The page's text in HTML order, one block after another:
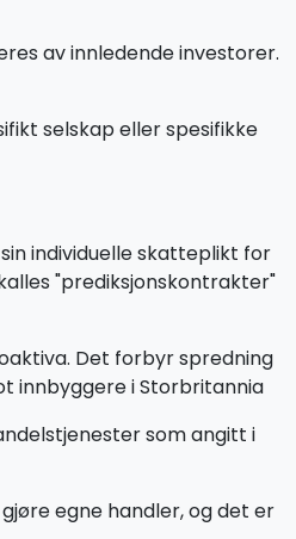
av innledende investorer.
selskap eller spesifikke
individuelle skatteplikt for
"prediksjonskontrakter"
Det forbyr spredning
innbyggere i Storbritannia
som angitt i
egne handler, og det er